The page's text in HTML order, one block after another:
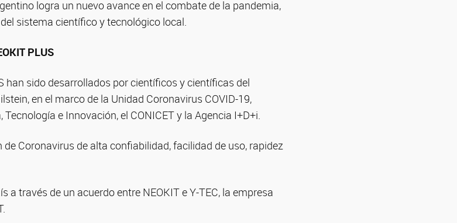
logra un nuevo avance en el combate de la pandemia,
sistema científico y tecnológico local.
PLUS
han sido desarrollados por científicos y científicas del
en el marco de la Unidad Coronavirus COVID-19,
e Innovación, el CONICET y la Agencia I+D+i.
Coronavirus de alta confiabilidad, facilidad de uso, rapidez
a través de un acuerdo entre NEOKIT e Y-TEC, la empresa